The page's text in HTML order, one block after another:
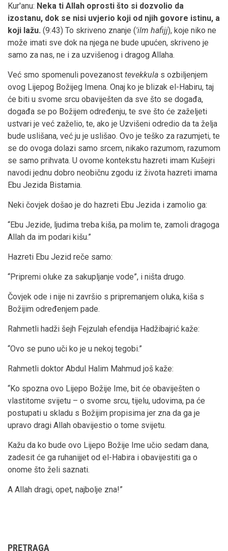
Kur'anu: Neka ti Allah oprosti što si dozvolio da
izostanu, dok se nisi uvjerio koji od njih govore istinu, a
koji lažu. (9:43) To skriveno znanje ('ilm hafijj), koje niko ne
može imati sve dok na njega ne bude upućen, skriveno je
samo za nas, ne i za uzvišenog i dragog Allaha.
Već smo spomenuli povezanost tevekkula s ozbiljenjem
ovog Lijepog Božijeg Imena. Onaj ko je blizak el-Habiru, taj
će biti u svome srcu obaviješten da sve što se događa,
događa se po Božijem određenju, te sve što će zaželjeti
ustvari je već zaželio, te, ako je Uzvišeni odredio da ta želja
bude uslišana, već ju je uslišao. Ovo je teško za razumjeti, te
se do ovoga dolazi samo srcem, nikako razumom, razumom
se samo prihvata. U ovome kontekstu hazreti imam Kušejri
navodi jednu dobro neobičnu zgodu iz života hazreti imama
Ebu Jezida Bistamia.
Neki čovjek došao je do hazreti Ebu Jezida i zamolio ga:
“Ebu Jezide, ljudima treba kiša, pa molim te, zamoli dragoga
Allah da im podari kišu.”
Hazreti Ebu Jezid reče samo:
“Pripremi oluke za sakupljanje vode”, i ništa drugo.
Čovjek ode i nije ni završio s pripremanjem oluka, kiša s
Božijim određenjem pade.
Rahmetli hadži šejh Fejzulah efendija Hadžibajrić kaže:
“Ovo se puno uči ko je u nekoj tegobi.”
Rahmetli doktor Abdul Halim Mahmud još kaže:
“Ko spozna ovo Lijepo Božije Ime, bit će obaviješten o
vlastitome svijetu – o svome srcu, tijelu, udovima, pa će
postupati u skladu s Božijim propisima jer zna da ga je
upravo dragi Allah obavijestio o tome svijetu.
Kažu da ko bude ovo Lijepo Božije Ime učio sedam dana,
zadesit će ga ruhanijjet od el-Habira i obavijestiti ga o
onome što želi saznati.
A Allah dragi, opet, najbolje zna!”
PRETRAGA